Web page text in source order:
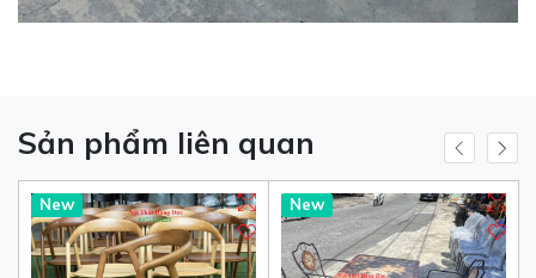
Sản phẩm liên quan
New New